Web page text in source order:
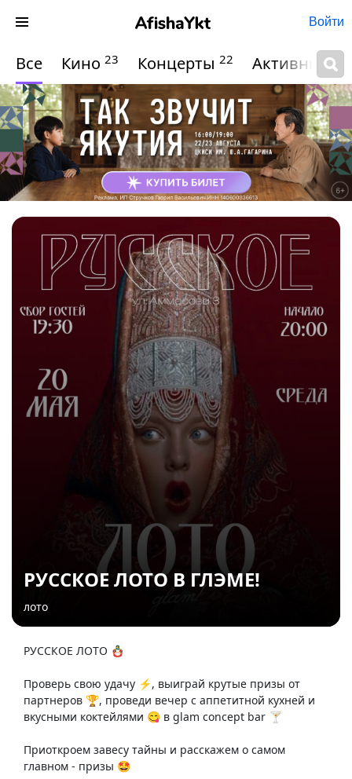
Войти
Все Кино 23 Концерты 22 Активный
РУССКОЕ ЛОТО В ГЛЭМЕ!
лото
РУССКОЕ ЛОТО 🪆
Проверь свою удачу ⚡️, выиграй крутые призы от
партнеров 🏆, проведи вечер с аппетитной кухней и
вкусными коктейлями 😋 в glam concept bar 🍸
Приоткроем завесу тайны и расскажем о самом
главном - призы 🤩